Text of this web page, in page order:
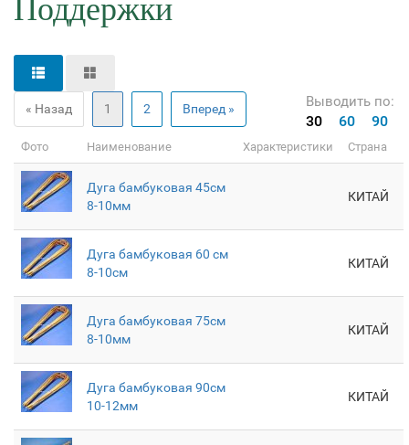
Поддержки
« Назад 1 2 Вперед » Выводить по:
30 60 90
Фото Наименование Характеристики Страна
Дуга бамбуковая 45см
8-10мм
КИТАЙ
Дуга бамбуковая 60 см
8-10см
КИТАЙ
Дуга бамбуковая 75см
8-10мм
КИТАЙ
Дуга бамбуковая 90см
10-12мм
КИТАЙ